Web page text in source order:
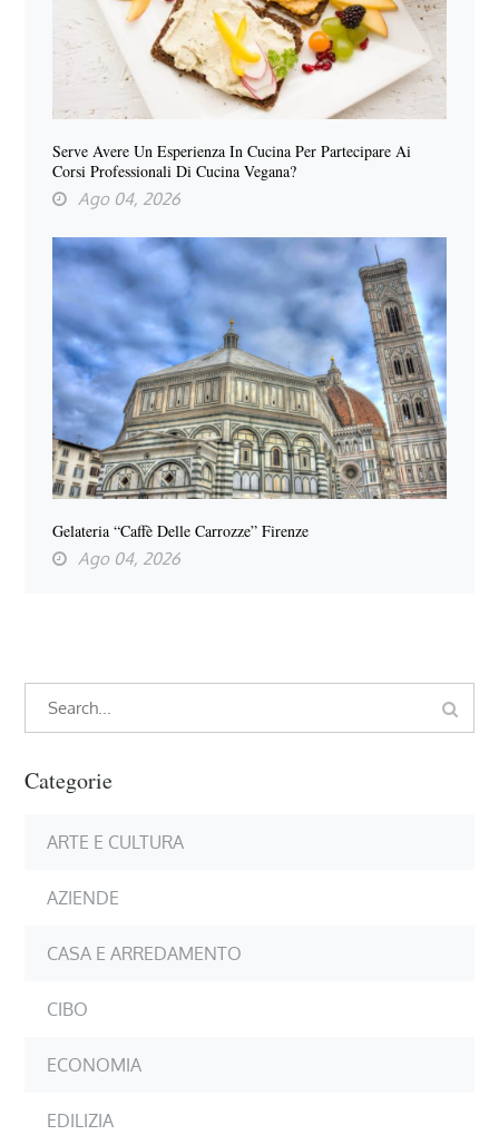
Serve Avere Un Esperienza In Cucina Per Partecipare Ai
Corsi Professionali Di Cucina Vegana?
Ago 04, 2026
Gelateria “Caffè Delle Carrozze” Firenze
Ago 04, 2026
for:
Search
Categorie
ARTE E CULTURA
AZIENDE
CASA E ARREDAMENTO
CIBO
ECONOMIA
EDILIZIA